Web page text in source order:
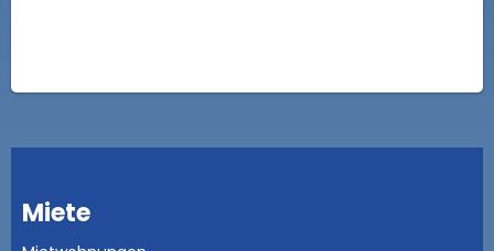
Miete